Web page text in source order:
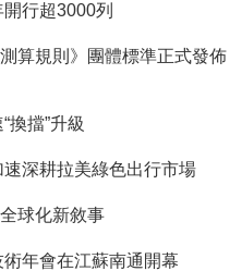
行超3000列
算規則》團體標準正式發佈
換擋”升級
深耕拉美綠色出行市場
球化新敘事
年會在江蘇南通開幕